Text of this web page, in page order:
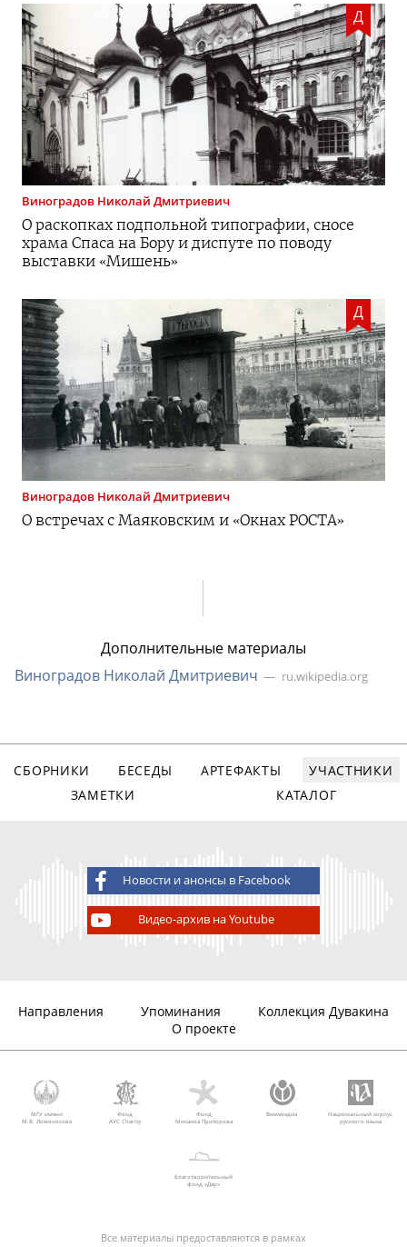
Д
Виноградов Николай Дмитриевич
О раскопках подпольной типографии, сносе
храма Спаса на Бору и диспуте по поводу
выставки «Мишень»
Д
Виноградов Николай Дмитриевич
О встречах с Маяковским и «Окнах РОСТА»
Дополнительные материалы
Виноградов Николай Дмитриевич
ru.wikipedia.org
СБОРНИКИ БЕСЕДЫ АРТЕФАКТЫ
УЧАСТНИКИ
ЗАМЕТКИ
КАТАЛОГ
Новости и анонсы в Facebook
Видео-архив на Youtube
Направления Упоминания
Коллекция Дувакина
О проекте
МГУ имени
М.В. Ломоносова
Фонд
AVC Charity
Фонд
Михаила Прохорова
Викимедиа
Национальный корпус
русского языка
Благотворительный
фонд «Дар»
Все материалы предоставляются в рамках